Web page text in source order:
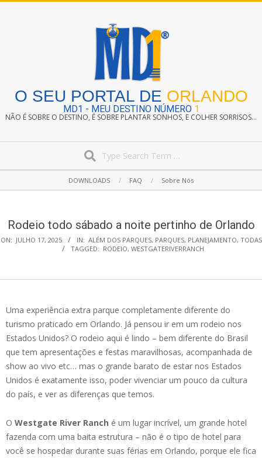
O SEU PORTAL DE ORLANDO
MD1 - MEU DESTINO NÚMERO 1
NÃO É SOBRE O DESTINO, É SOBRE PLANTAR SONHOS, E COLHER SORRISOS...
Navigation
DOWNLOADS FAQ Sobre Nós
Rodeio todo sábado a noite pertinho de Orlando
ON: JULHO 17, 2025 IN: ALÉM DOS PARQUES, PARQUES, PLANEJAMENTO, TODAS
TAGGED: RODEIO, WESTGATERIVERRANCH
Uma experiência extra parque completamente diferente do
turismo praticado em Orlando. Já pensou ir em um rodeio nos
Estados Unidos? O rodeio aqui é lindo – bem diferente do Brasil
que tem apresentações e festas maravilhosas, acompanhada de
show ao vivo etc… mas o grande barato de estar nos Estados
Unidos é exatamente isso, poder vivenciar um pouco da cultura
do país, e ver as diferenças que temos.
O Westgate River Ranch é um lugar incrível, um grande hotel
fazenda com uma baita estrutura – não é o tipo de hotel para
você se hospedar durante suas férias em Orlando, porque ele fica